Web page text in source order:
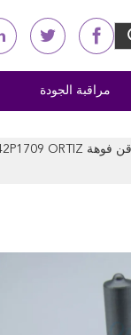
مراقبة الجودة